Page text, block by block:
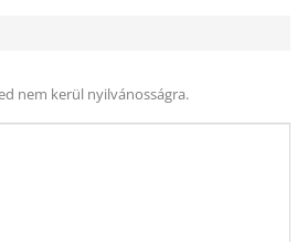
nem kerül nyilvánosságra.